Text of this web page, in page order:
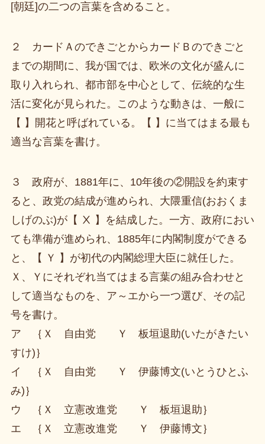
[朝廷]の二つの言葉を含めること。
２ カードＡのできごとからカードＢのできごと
までの期間に、我が国では、欧米の文化が盛んに
取り入れられ、都市部を中心として、伝統的な生
活に変化が見られた。このような動きは、一般に
【 】開花と呼ばれている。【 】に当てはまる最も
適当な言葉を書け。
３ 政府が、1881年に、10年後の②開設を約束す
ると、政党の結成が進められ、大隈重信(おおくま
しげのぶ)が【 Ⅹ 】を結成した。一方、政府におい
ても準備が進められ、1885年に内閣制度ができる
と、【 Ｙ 】が初代の内閣総理大臣に就任した。
Ｘ、Ｙにそれぞれ当てはまる言葉の組み合わせと
して適当なものを、ア～エから一つ選び、その記
号を書け。
ア ｛Ｘ 自由党 Ｙ 板垣退助(いたがきたい
すけ)｝
イ ｛Ｘ 自由党 Ｙ 伊藤博文(いとうひとふ
み)｝
ウ ｛Ｘ 立憲改進党 Ｙ 板垣退助｝
エ ｛Ｘ 立憲改進党 Ｙ 伊藤博文｝